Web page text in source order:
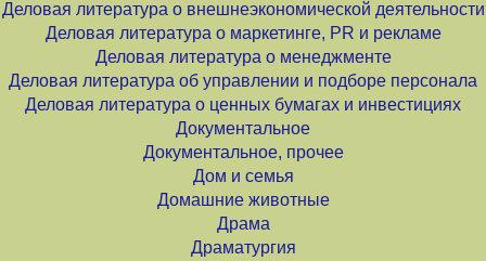
Деловая литература о внешнеэкономической деятельности
Деловая литература о маркетинге, PR и рекламе
Деловая литература о менеджменте
Деловая литература об управлении и подборе персонала
Деловая литература о ценных бумагах и инвестициях
Документальное
Документальное, прочее
Дом и семья
Домашние животные
Драма
Драматургия